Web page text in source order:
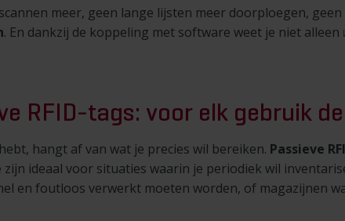
meer, geen lange lijsten meer doorploegen,
. En dankzij de koppeling met software weet je niet alleen
RFID-tags: voor elk gebruik
hangt af van wat je precies wil bereiken. Passieve
ideaal voor situaties waarin je periodiek wil
en foutloos verwerkt moeten worden, of magazijnen